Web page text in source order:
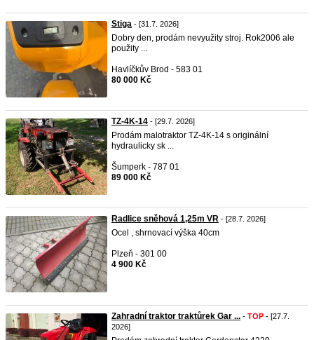
Stiga - [31.7. 2026]
Dobry den, prodám nevyužity stroj. Rok2006 ale
použity ...
Havlíčkův Brod - 583 01
80 000 Kč
TZ-4K-14 - [29.7. 2026]
Prodám malotraktor TZ-4K-14 s originální
hydraulicky sk ...
Šumperk - 787 01
89 000 Kč
Radlice sněhová 1,25m VR - [28.7. 2026]
Ocel , shrnovací výška 40cm
Plzeň - 301 00
4 900 Kč
Zahradní traktor traktůrek Gar ... - TOP - [27.7.
2026]